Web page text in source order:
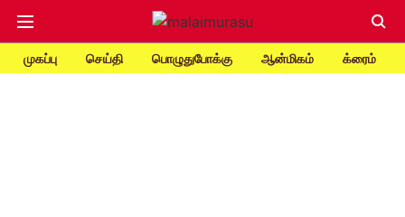
முகப்பு செய்தி பொழுதுபோக்கு ஆன்மிகம் க்ரைம்